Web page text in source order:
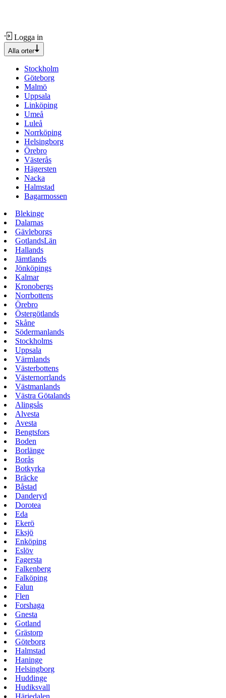
Logga in
Alla orter
Stockholm
Göteborg
Malmö
Uppsala
Linköping
Umeå
Luleå
Norrköping
Helsingborg
Örebro
Västerås
Hägersten
Nacka
Halmstad
Bagarmossen
Blekinge
Dalarnas
Gävleborgs
GotlandsLän
Hallands
Jämtlands
Jönköpings
Kalmar
Kronobergs
Norrbottens
Örebro
Östergötlands
Skåne
Södermanlands
Stockholms
Uppsala
Värmlands
Västerbottens
Västernorrlands
Västmanlands
Västra Götalands
Alingsås
Alvesta
Avesta
Bengtsfors
Boden
Borlänge
Borås
Botkyrka
Bräcke
Båstad
Danderyd
Dorotea
Eda
Ekerö
Eksjö
Enköping
Eslöv
Fagersta
Falkenberg
Falköping
Falun
Flen
Forshaga
Gnesta
Gotland
Grästorp
Göteborg
Halmstad
Haninge
Helsingborg
Huddinge
Hudiksvall
Härjedalen